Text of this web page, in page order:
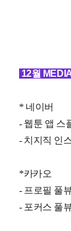
12월
* 네이버
- 웹툰 앱 스
- 치지직 인
*카카오
- 프로필 풀
- 포커스 풀